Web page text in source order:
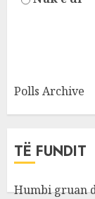
Polls Archive
TË FUNDIT
Humbi gruan